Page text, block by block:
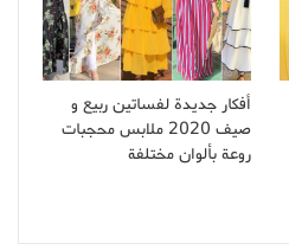
أفكار جديدة لفساتين ربيع و
صيف 2020 ملابس محجبات
روعة بألوان مختلفة